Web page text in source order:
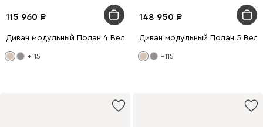
115 960
Диван модульный Полан 4 Велюр Молочный
+115
148 950
Диван модульный Полан 5
+115